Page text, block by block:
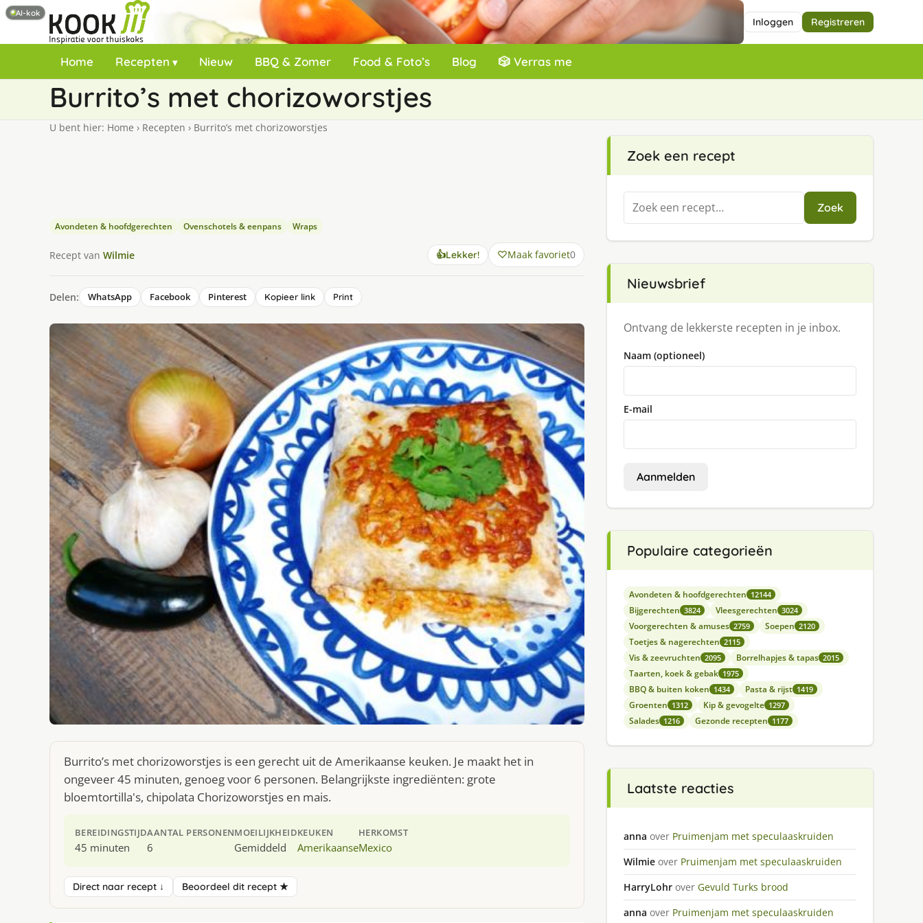
Inloggen Registreren
Home Recepten Nieuw BBQ & Zomer Food & Foto’s Blog 🎲 Verras me
Burrito’s met chorizoworstjes
U bent hier: Home › Recepten › Burrito’s met chorizoworstjes
Avondeten & hoofdgerechten Ovenschotels & eenpans Wraps
Recept van Wilmie 👍Lekker! Maak favoriet0
Delen: WhatsApp Facebook Pinterest Kopieer link Print
Burrito’s met chorizoworstjes is een gerecht uit de Amerikaanse keuken. Je maakt het in
ongeveer 45 minuten, genoeg voor 6 personen. Belangrijkste ingrediënten: grote
bloemtortilla's, chipolata Chorizoworstjes en mais.
BEREIDINGSTIJD
45 minuten
AANTAL PERSONEN
6
MOEILIJKHEID
Gemiddeld
KEUKEN
Amerikaanse
HERKOMST
Mexico
Direct naar recept ↓ Beoordeel dit recept ★
Zoek een recept
Zoeken
naar:
Zoek
Nieuwsbrief
Ontvang de lekkerste recepten in je inbox.
Naam (optioneel)
E-mail
Aanmelden
Populaire categorieën
Avondeten & hoofdgerechten 12144
Bijgerechten 3824 Vleesgerechten 3024
Voorgerechten & amuses 2759 Soepen 2120
Toetjes & nagerechten 2115
Vis & zeevruchten 2095 Borrelhapjes & tapas 2015
Taarten, koek & gebak 1975
BBQ & buiten koken 1434 Pasta & rijst 1419
Groenten 1312 Kip & gevogelte 1297
Salades 1216 Gezonde recepten 1177
Laatste reacties
anna over Pruimenjam met speculaaskruiden
Wilmie over Pruimenjam met speculaaskruiden
HarryLohr over Gevuld Turks brood
anna over Pruimenjam met speculaaskruiden
AI-kok